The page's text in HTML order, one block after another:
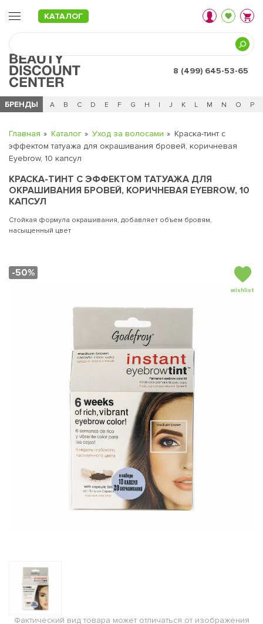
КАТАЛОГ
8 (499) 645-53-65
БРЕНДЫ
Ч 0 - 9 A B C D E F G H I J K L M N O P
Главная Каталог Уход за волосами
Краска-тинт с
эффектом татуажа для окрашивания бровей, коричневая
Eyebrow, 10 капсул
КРАСКА-ТИНТ С ЭФФЕКТОМ ТАТУАЖА ДЛЯ
ОКРАШИВАНИЯ БРОВЕЙ, КОРИЧНЕВАЯ EYEBROW, 10
КАПСУЛ
Стойкая формула окрашивания, добавляет объем бровям,
насыщенный цвет
-50%
wishlist
Фактический вид товара может отличаться от изображения